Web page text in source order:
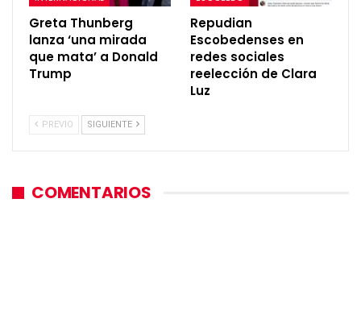
Greta Thunberg
lanza ‘una mirada
que mata’ a Donald
Trump
Repudian
Escobedenses en
redes sociales
reelección de Clara
Luz
PREVIO SIGUIENTE
COMENTARIOS